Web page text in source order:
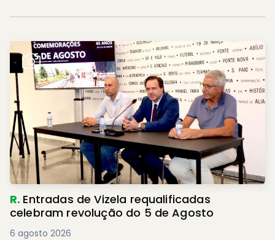
R. Entradas de Vizela requalificadas
celebram revolução do 5 de Agosto
6 agosto 2026